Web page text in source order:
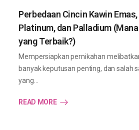
Perbedaan Cincin Kawin Emas,
Platinum, dan Palladium (Mana
yang Terbaik?)
Mempersiapkan pernikahan
banyak keputusan penting, dan salah
yang…
READ MORE